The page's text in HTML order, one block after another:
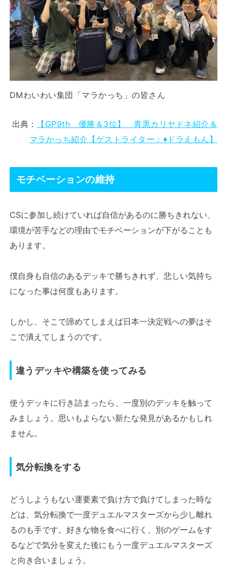
DMわいわい集団「マラかっち」の皆さん
出典：
【GP9th 優勝＆3位】 青黒カリヤドネ紹介＆
マラかっち紹介【ゲストライター：♦ドラえもん】
モチベーションの維持
CSに参加し続けていれば自信があるのに勝ちきれない、
環境が苦手などの理由でモチベーションが下がることも
あります。
僕自身も自信のあるデッキで勝ちきれず、悲しい気持ち
になった事は何度もあります。
しかし、そこで諦めてしまえば日本一決定戦への夢はそ
こで潰えてしまうのです。
違うデッキや構築を使ってみる
使うデッキに行き詰まったら、一度別のデッキを触って
みましょう。思いもよらない新たな発見があるかもしれ
ません。
気分転換をする
どうしようもない運要素で負け方で負けてしまった時な
どは、気分転換で一度デュエルマスターズから少し離れ
るのも手です。好きな物を食べに行く、別のゲームをす
るなどで気分を変えた後にもう一度デュエルマスターズ
と向き合いましょう。